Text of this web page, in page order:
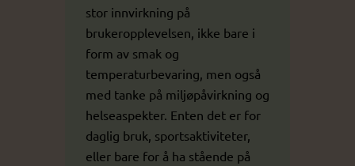
stor innvirkning på
brukeropplevelsen, ikke bare i
form av smak og
temperaturbevaring, men også
med tanke på miljøpåvirkning og
helseaspekter. Enten det er for
daglig bruk, sportsaktiviteter,
eller bare for å ha stående på